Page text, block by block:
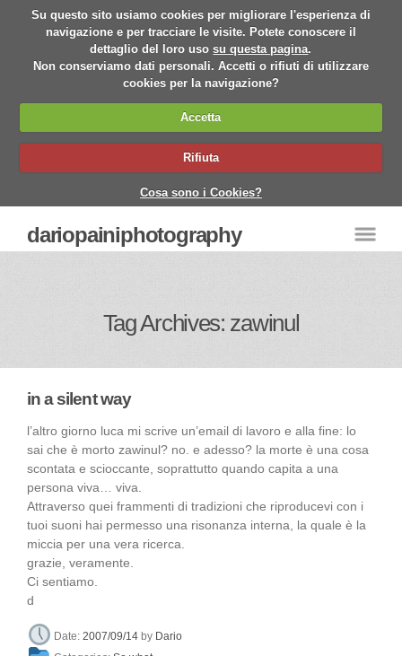
Su questo sito usiamo cookies per migliorare l'esperienza di
navigazione e per tracciare le visite. Potete conoscere il
dettaglio del loro usosu questa pagina.
Non conserviamo dati personali. Accetti o rifiuti di utilizzare
cookies per la navigazione?
Accetta
Rifiuta
Cosa sono i Cookies?
dariopainiphotography
Tag Archives: zawinul
in a silent way
l’altro giorno luca mi scrive un’email di lavoro e alla fine: lo
sai che è morto zawinul? no. e adesso? la morte è una cosa
scontata e scioccante, soprattutto quando capita a una
persona viva… viva.
Attraverso quei frammenti di tradizioni che riproducevi con i
tuoi suoni hai permesso una risonanza interna, la quale è la
miccia per una vera ricerca.
grazie, veramente.
Ci sentiamo.
d
Date:2007/09/14 by Dario